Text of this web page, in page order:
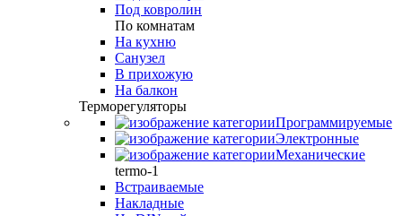
Под ковролин
По комнатам
На кухню
Санузел
В прихожую
На балкон
Терморегуляторы
Программируемые
Электронные
Механические
termo-1
Встраиваемые
Накладные